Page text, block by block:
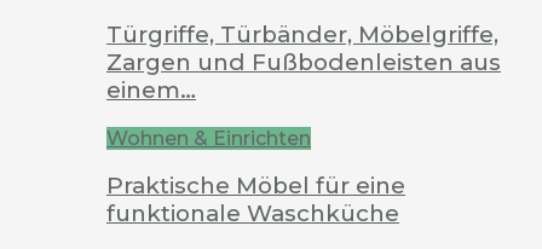
Türgriffe, Türbänder, Möbelgriffe,
Zargen und Fußbodenleisten aus
einem…
Wohnen & Einrichten
Praktische Möbel für eine
funktionale Waschküche